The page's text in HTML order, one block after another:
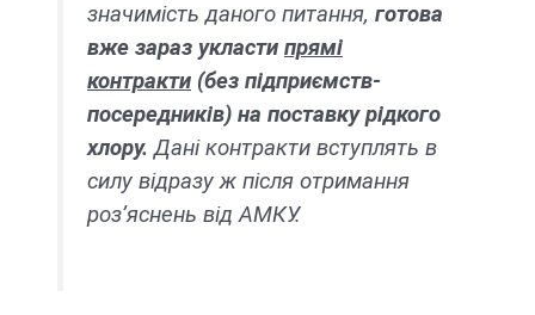
значимість даного питання,готова
вже зараз укластипрямі
контракти (без підприємств-
посередників) на поставку рідкого
хлору. Дані контракти вступлять в
силу відразу ж після отримання
роз’яснень від АМКУ.